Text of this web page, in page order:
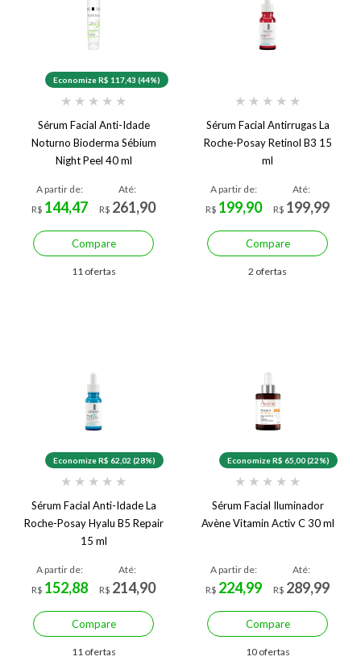
Economize R$ 117,43 (44%)
★ ★ ★ ★ ★
Sérum Facial Anti-Idade
Noturno Bioderma Sébium
Night Peel 40 ml
A partir de:
R$ 144,47
Até:
R$ 261,90
Compare
11 ofertas
★ ★ ★ ★ ★
Sérum Facial Antirrugas La
Roche-Posay Retinol B3 15
ml
A partir de:
R$ 199,90
Até:
R$ 199,99
Compare
2 ofertas
Economize R$ 62,02 (28%)
★ ★ ★ ★ ★
Sérum Facial Anti-Idade La
Roche-Posay Hyalu B5 Repair
15 ml
A partir de:
R$ 152,88
Até:
R$ 214,90
Compare
11 ofertas
Economize R$ 65,00 (22%)
★ ★ ★ ★ ★
Sérum Facial Iluminador
Avène Vitamin Activ C 30 ml
A partir de:
R$ 224,99
Até:
R$ 289,99
Compare
10 ofertas